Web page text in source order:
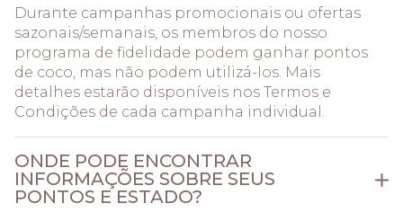
Durante campanhas promocionais ou ofertas
sazonais/semanais, os membros do nosso
programa de fidelidade podem ganhar pontos
de coco, mas não podem utilizá-los. Mais
detalhes estarão disponíveis nos Termos e
Condições de cada campanha individual.
ONDE PODE ENCONTRAR
INFORMAÇÕES SOBRE SEUS
PONTOS E ESTADO?